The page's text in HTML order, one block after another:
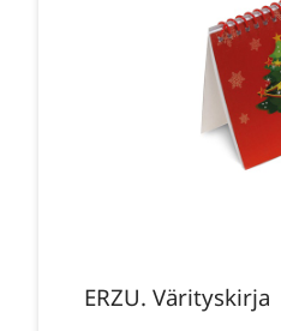
ERZU. Värityskirja